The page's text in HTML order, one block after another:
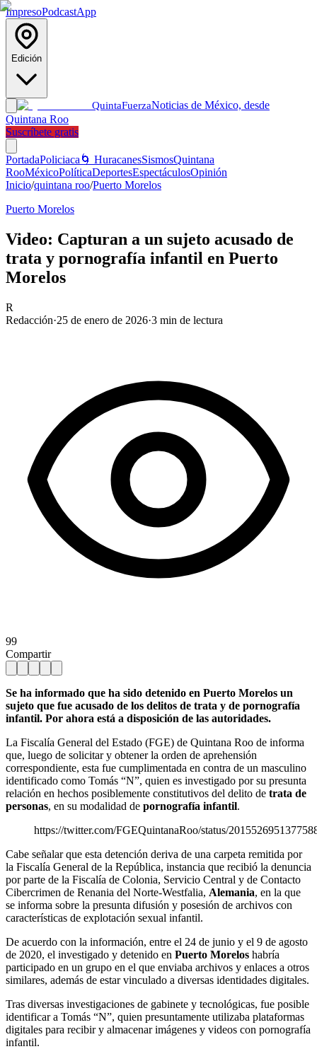
ImpresoPodcastApp
Edición
QuintaFuerzaNoticias de México, desde
Quintana Roo
Suscríbete gratis
PortadaPoliciaca 🌀 HuracanesSismosQuintana
RooMéxicoPolíticaDeportesEspectáculosOpinión
Inicio/quintana roo/Puerto Morelos
Puerto Morelos
Video: Capturan a un sujeto acusado de
trata y pornografía infantil en Puerto
Morelos
R
Redacción·25 de enero de 2026·3 min de lectura
99
Compartir
Se ha informado que ha sido detenido en Puerto Morelos un
sujeto que fue acusado de los delitos de trata y de pornografía
infantil. Por ahora está a disposición de las autoridades.
La Fiscalía General del Estado (FGE) de Quintana Roo de informa
que, luego de solicitar y obtener la orden de aprehensión
correspondiente, esta fue cumplimentada en contra de un masculino
identificado como Tomás “N”, quien es investigado por su presunta
relación en hechos posiblemente constitutivos del delito de trata de
personas, en su modalidad de pornografía infantil.
https://twitter.com/FGEQuintanaRoo/status/
Cabe señalar que esta detención deriva de una carpeta remitida por
la Fiscalía General de la República, instancia que recibió la denuncia
por parte de la Fiscalía de Colonia, Servicio Central y de Contacto
Cibercrimen de Renania del Norte-Westfalia, Alemania, en la que
se informa sobre la presunta difusión y posesión de archivos con
características de explotación sexual infantil.
De acuerdo con la información, entre el 24 de junio y el 9 de agosto
de 2020, el investigado y detenido en Puerto Morelos habría
participado en un grupo en el que enviaba archivos y enlaces a otros
similares, además de estar vinculado a diversas identidades digitales.
Tras diversas investigaciones de gabinete y tecnológicas, fue posible
identificar a Tomás “N”, quien presuntamente utilizaba plataformas
digitales para recibir y almacenar imágenes y videos con pornografía
infantil.